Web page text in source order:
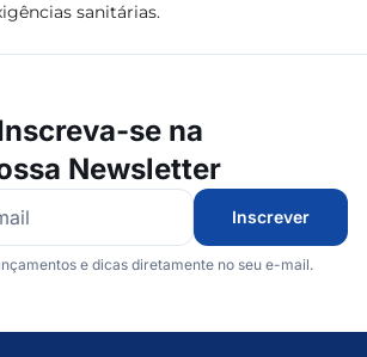
sanitárias.
se na
Newsletter
Inscrever
e dicas diretamente no seu e-mail.